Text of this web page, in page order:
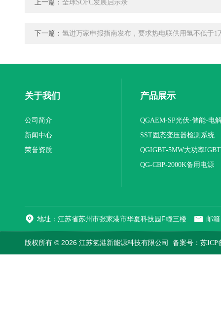
上一篇： 全球SOFC发展启示录
下一篇： 氢进万家申报指南发布，要求热电联供用氢不低于1
关于我们
公司简介
新闻中心
荣誉资质
产品展示
QGAEM-SP光伏-储能-电
体化测试平台
SST固态变压器检测系统
QGIGBT-5MW大功率
电源
QG-CBP-2000K备用电源
地址：江苏省苏州市张家港市华夏科技园F幢三楼 邮
版权所有 © 2026 江苏氢港新能源科技有限公司 备案号：苏ICP